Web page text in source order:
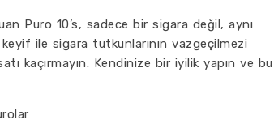
Puro 10’s, sadece bir sigara değil, aynı
ile sigara tutkunlarının vazgeçilmezi
kaçırmayın. Kendinize bir iyilik yapın ve bu